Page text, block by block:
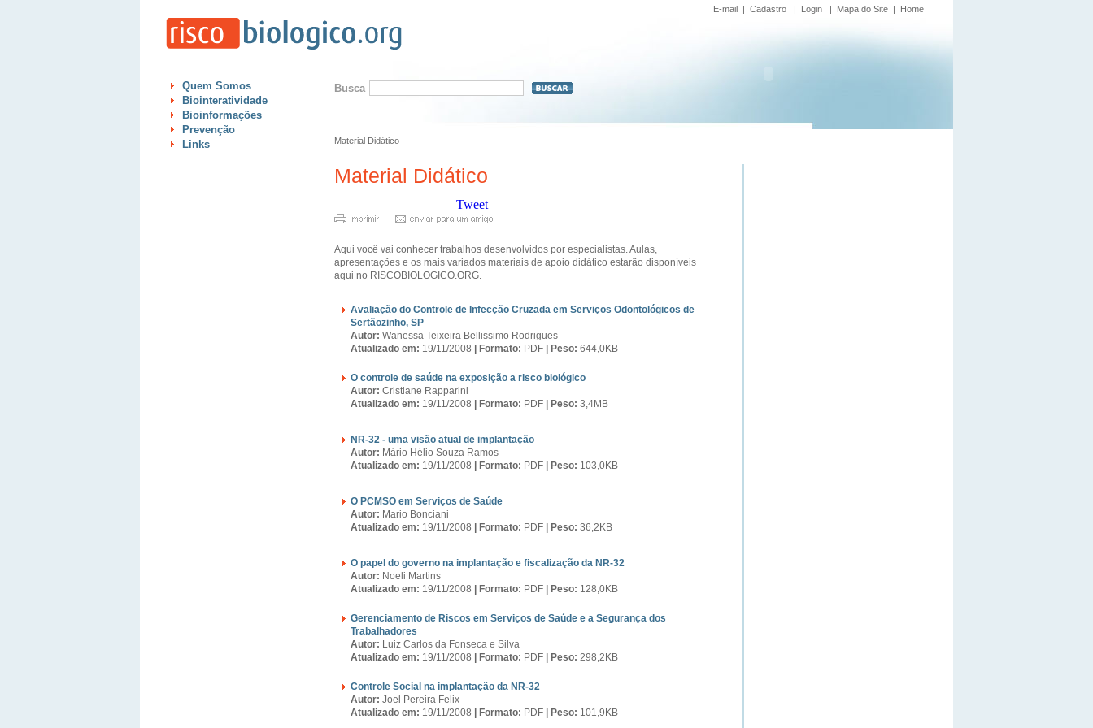
Quem Somos
Biointeratividade
Bioinformações
Prevenção
Links
E-mail | Cadastro | Login | Mapa do Site | Home
Busca
Material Didático
Material Didático
Tweet
Aqui você vai conhecer trabalhos desenvolvidos por especialistas. Aulas,
apresentações e os mais variados materiais de apoio didático estarão disponíveis
aqui no RISCOBIOLOGICO.ORG.
Avaliação do Controle de Infecção Cruzada em Serviços Odontológicos de
Sertãozinho, SP
Autor: Wanessa Teixeira Bellissimo Rodrigues
Atualizado em: 19/11/2008 Formato: PDF Peso: 644,0KB
O controle de saúde na exposição a risco biológico
Autor: Cristiane Rapparini
Atualizado em: 19/11/2008 Formato: PDF Peso: 3,4MB
NR-32 - uma visão atual de implantação
Autor: Mário Hélio Souza Ramos
Atualizado em: 19/11/2008 Formato: PDF Peso: 103,0KB
O PCMSO em Serviços de Saúde
Autor: Mario Bonciani
Atualizado em: 19/11/2008 Formato: PDF Peso: 36,2KB
O papel do governo na implantação e fiscalização da NR-32
Autor: Noeli Martins
Atualizado em: 19/11/2008 Formato: PDF Peso: 128,0KB
Gerenciamento de Riscos em Serviços de Saúde e a Segurança dos
Trabalhadores
Autor: Luiz Carlos da Fonseca e Silva
Atualizado em: 19/11/2008 Formato: PDF Peso: 298,2KB
Controle Social na implantação da NR-32
Autor: Joel Pereira Felix
Atualizado em: 19/11/2008 Formato: PDF Peso: 101,9KB